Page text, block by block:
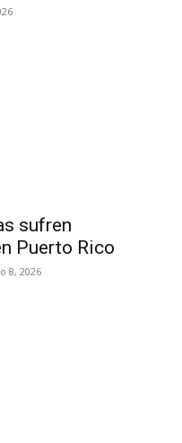
sufren
Puerto Rico
8, 2026